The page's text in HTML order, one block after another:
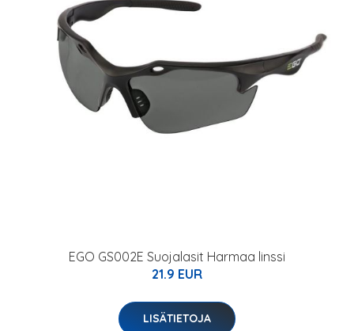
EGO GS002E Suojalasit Harmaa linssi
21.9 EUR
LISÄTIETOJA